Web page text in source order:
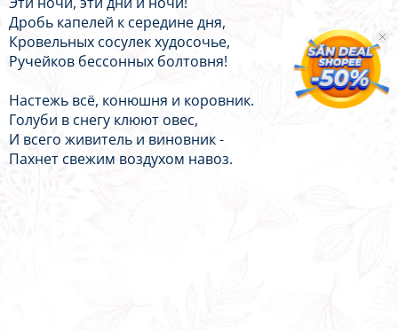
Дробь капелей к середине дня,
Кровельных сосулек худосочье,
Ручейков бессонных болтовня!
Настежь всё, конюшня и коровник.
Голуби в снегу клюют овес,
И всего живитель и виновник -
Пахнет свежим воздухом навоз.